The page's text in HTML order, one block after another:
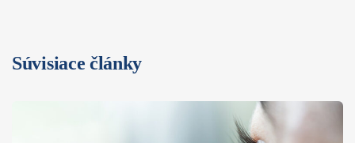
Súvisiace články